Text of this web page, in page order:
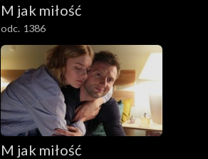
M jak miłość
odc. 1386
M jak miłość